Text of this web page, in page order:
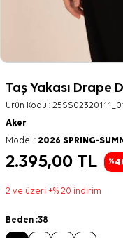
Taş Yakası Drape
Ürün Kodu :
Aker
Model : 2026 SPRING-
2.395,00 TL %
2 ve üzeri +% 20 indirim
Beden :38